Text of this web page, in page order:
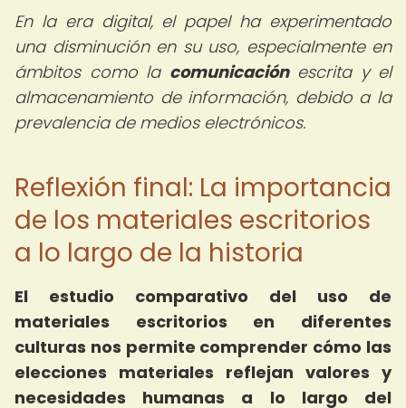
En la era digital, el papel ha experimentado
una disminución en su uso, especialmente en
ámbitos como la comunicaciónescrita y el
almacenamiento de información, debido a la
prevalencia de medios electrónicos.
Reflexión final: La importancia
de los materiales escritorios
a lo largo de la historia
El estudio comparativo del uso de
materiales escritorios en diferentes
culturas nos permite comprender cómo las
elecciones materiales reflejan valores y
necesidades humanas a lo largo del